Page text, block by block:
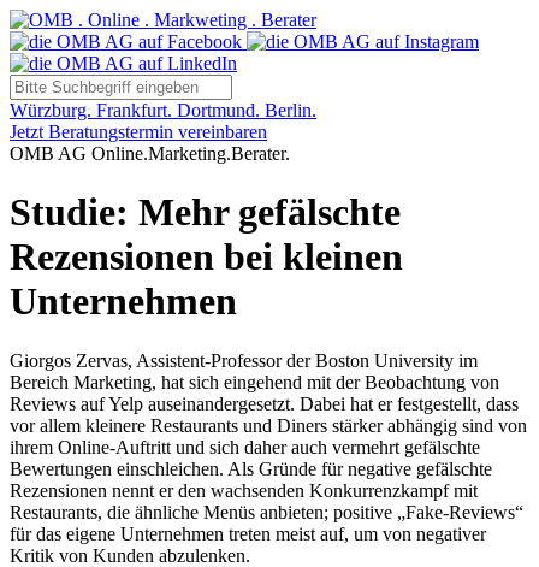
Würzburg. Frankfurt. Dortmund. Berlin.
Jetzt Beratungstermin vereinbaren
OMB AG Online.Marketing.Berater.
Studie: Mehr gefälschte
Rezensionen bei kleinen
Unternehmen
Giorgos Zervas, Assistent-Professor der Boston University im
Bereich Marketing, hat sich eingehend mit der Beobachtung von
Reviews auf Yelp auseinandergesetzt. Dabei hat er festgestellt, dass
vor allem kleinere Restaurants und Diners stärker abhängig sind von
ihrem Online-Auftritt und sich daher auch vermehrt gefälschte
Bewertungen einschleichen. Als Gründe für negative gefälschte
Rezensionen nennt er den wachsenden Konkurrenzkampf mit
Restaurants, die ähnliche Menüs anbieten; positive „Fake-Reviews“
für das eigene Unternehmen treten meist auf, um von negativer
Kritik von Kunden abzulenken.